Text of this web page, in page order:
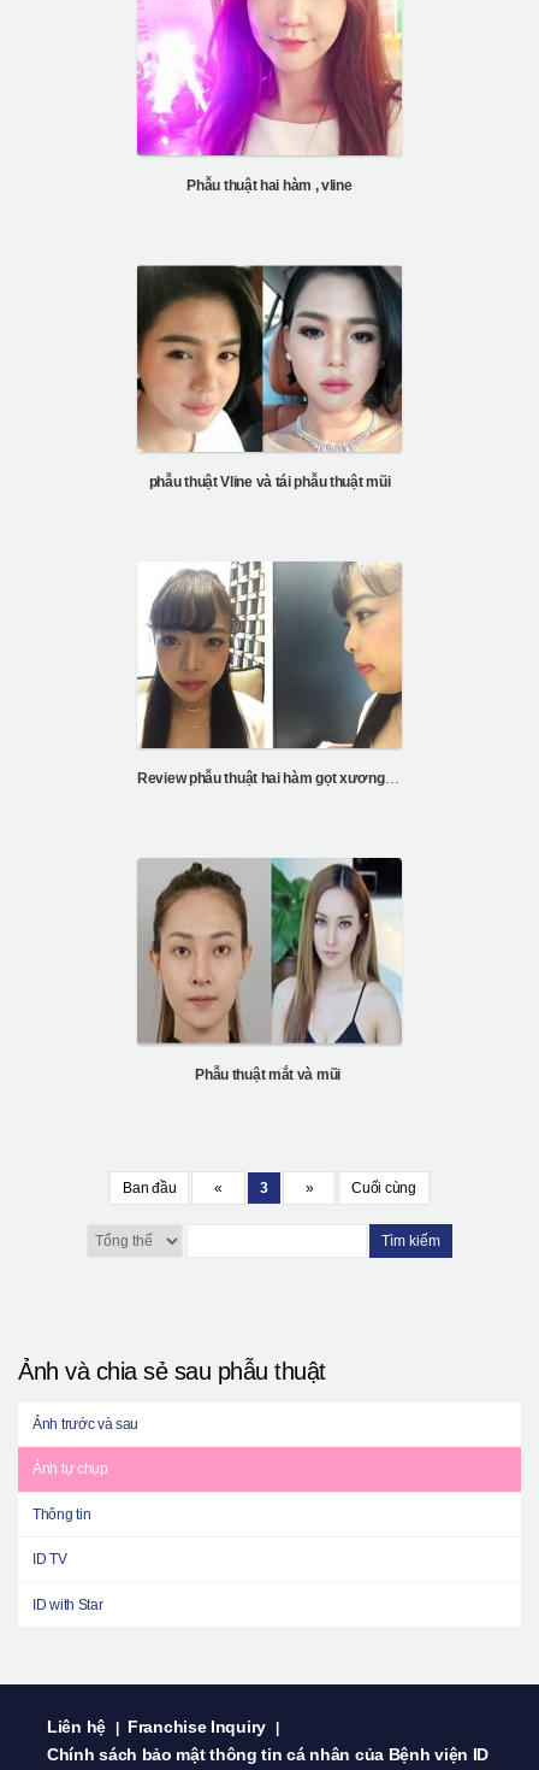
Phẫu thuật hai hàm , vline
phẫu thuật Vline và tái phẫu thuật mũi
Review phẫu thuật hai hàm gọt xương mặt
Phẫu thuật mắt và mũi
Ban đầu « 3 » Cuối cùng
Tìm kiếm
Ảnh và chia sẻ sau phẫu thuật
Ảnh trước và sau
Ảnh tự chụp
Thông tin
ID TV
ID with Star
Liên hệ Franchise Inquiry
Chính sách bảo mật thông tin cá nhân của Bệnh viện ID